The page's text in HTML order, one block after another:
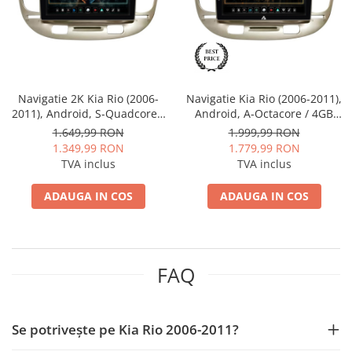
Nissan
Land Rover
Isuzu
Subaru
Navigatie 2K Kia Rio (2006-
2011), Android, S-Quadcore /
4GB RAM + 64GB ROM, 9.5
Inch - AD-BGS90042K+AD-
BGRKIT232
1.649,99 RON
1.349,99 RON
TVA inclus
ADAUGA IN COS
Navigatie Kia Rio (2006-2011),
Android, A-Octacore / 4GB
RAM + 64GB ROM, 9 Inch -
AD-BGA9004+AD-BGRKIT232
1.999,99 RON
1.779,99 RON
TVA inclus
ADAUGA IN COS
FAQ
Se potrivește pe Kia Rio 2006-2011?